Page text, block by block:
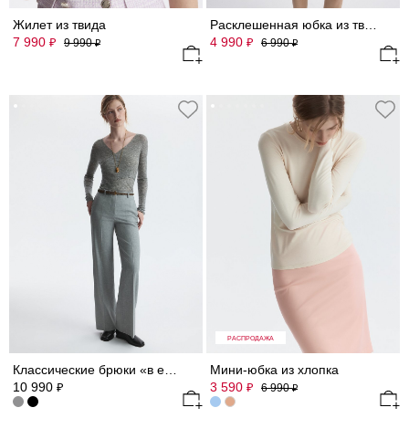
Жилет из твида
7 990 ₽ 9 990₽
4 990 ₽ 6 990₽
10 990 ₽
РАСПРОДАЖА
Мини-юбка из хлопка
3 590 ₽ 6 990₽